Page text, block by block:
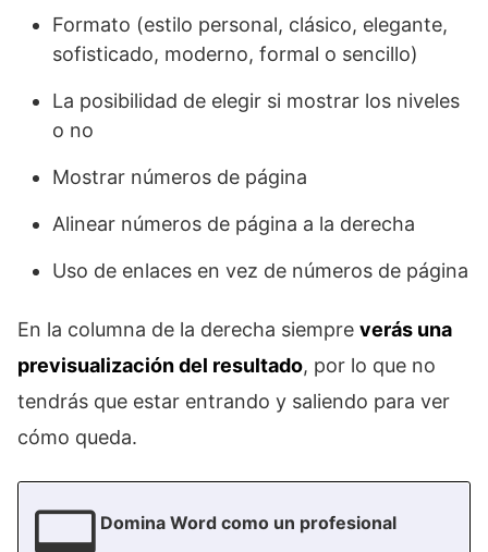
Formato (estilo personal, clásico, elegante,
sofisticado, moderno, formal o sencillo)
La posibilidad de elegir si mostrar los niveles
o no
Mostrar números de página
Alinear números de página a la derecha
Uso de enlaces en vez de números de página
En la columna de la derecha siempre verás una
previsualización del resultado, por lo que no
tendrás que estar entrando y saliendo para ver
cómo queda.
Domina Word como un profesional